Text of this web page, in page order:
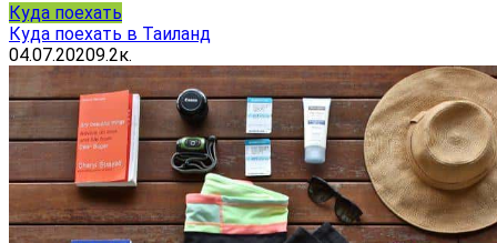
Куда поехать
Куда поехать в Таиланд
04.07.20209.2к.